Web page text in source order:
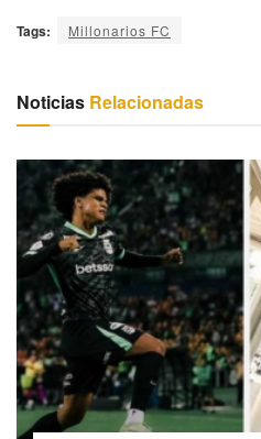
Tags: Millonarios FC
Noticias Relacionadas